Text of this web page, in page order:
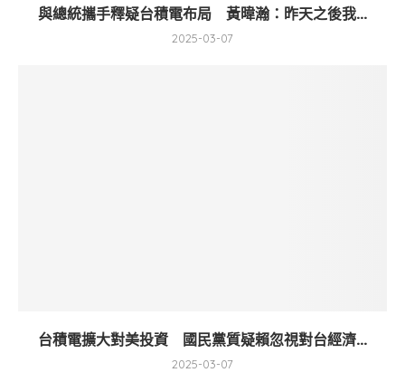
與總統攜手釋疑台積電布局 黃暐瀚：昨天之後我...
2025-03-07
台積電擴大對美投資 國民黨質疑賴忽視對台經濟...
2025-03-07